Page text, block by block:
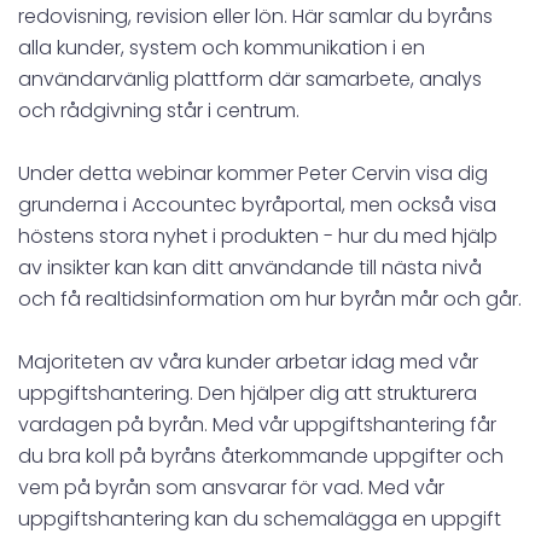
redovisning, revision eller lön. Här samlar du byråns
alla kunder, system och kommunikation i en
användarvänlig plattform där samarbete, analys
och rådgivning står i centrum.
Under detta webinar kommer Peter Cervin visa dig
grunderna i Accountec byråportal, men också visa
höstens stora nyhet i produkten - hur du med hjälp
av insikter kan kan ditt användande till nästa nivå
och få realtidsinformation om hur byrån mår och går.
Majoriteten av våra kunder arbetar idag med vår
uppgiftshantering. Den hjälper dig att strukturera
vardagen på byrån. Med vår uppgiftshantering får
du bra koll på byråns återkommande uppgifter och
vem på byrån som ansvarar för vad. Med vår
uppgiftshantering kan du schemalägga en uppgift